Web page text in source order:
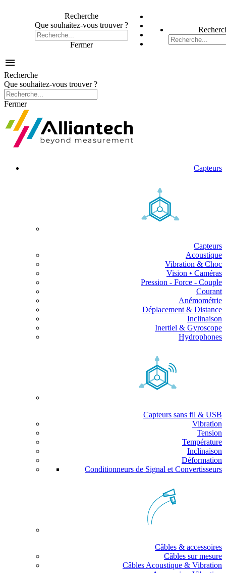
Recherche
Que souhaitez-vous trouver ?
Fermer

Recherche
Que souhaitez-vous trouver ?
Fermer
Capteurs
Capteurs
Acoustique
Vibration & Choc
Vision • Caméras
Pression - Force - Couple
Courant
Anémométrie
Déplacement & Distance
Inclinaison
Inertiel & Gyroscope
Hydrophones
Capteurs sans fil & USB
Vibration
Tension
Température
Inclinaison
Déformation
Conditionneurs de Signal et Convertisseurs
Câbles & accessoires
Câbles sur mesure
Câbles Acoustique & Vibration